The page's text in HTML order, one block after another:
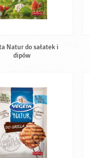
Natur do sałatek i
dipów